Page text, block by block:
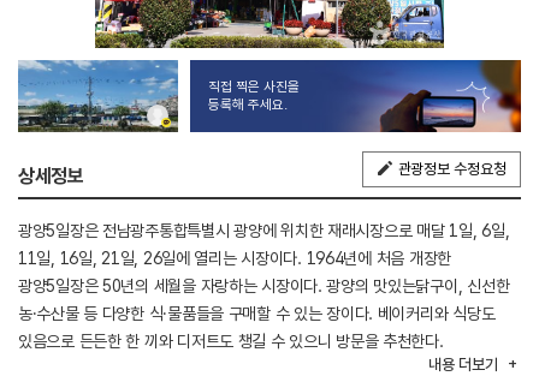
직접 찍은 사진을
등록해 주세요.
상세정보 관광정보 수정요청
광양5일장은 전남광주통합특별시 광양에 위치한 재래시장으로 매달 1일, 6일,
11일, 16일, 21일, 26일에 열리는 시장이다. 1964년에 처음 개장한
광양5일장은 50년의 세월을 자랑하는 시장이다. 광양의 맛있는닭구이, 신선한
농·수산물 등 다양한 식·물품들을 구매할 수 있는 장이다. 베이커리와 식당도
있음으로 든든한 한 끼와 디저트도 챙길 수 있으니 방문을 추천한다.
내용 더보기